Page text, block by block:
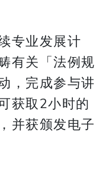
专业发展计
有关「法例规
，完成参与讲
获取2小时的
并获颁发电子